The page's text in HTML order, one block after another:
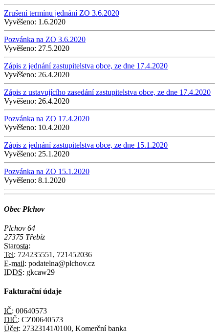
Zrušení termínu jednání ZO 3.6.2020
Vyvěšeno: 1.6.2020
Pozvánka na ZO 3.6.2020
Vyvěšeno: 27.5.2020
Zápis z jednání zastupitelstva obce, ze dne 17.4.2020
Vyvěšeno: 26.4.2020
Zápis z ustavujícího zasedání zastupitelstva obce, ze dne 17.4.2020
Vyvěšeno: 26.4.2020
Pozvánka na ZO 17.4.2020
Vyvěšeno: 10.4.2020
Zápis z jednání zastupitelstva obce, ze dne 15.1.2020
Vyvěšeno: 25.1.2020
Pozvánka na ZO 15.1.2020
Vyvěšeno: 8.1.2020
Obec Plchov
Plchov 64
27375 Třebíz
Starosta:
Tel: 724235551, 721452036
E-mail: podatelna@plchov.cz
IDDS: gkcaw29
Fakturační údaje
IČ: 00640573
DIČ: CZ00640573
Účet: 27323141/0100, Komerční banka